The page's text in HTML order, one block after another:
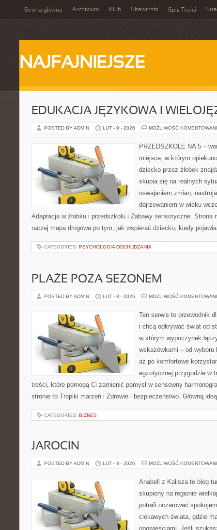
Strona główna Archiwum Klub Skawinski Spis Treści
NAJFAJNIEJSZE
EDUKACJA JĘZYKOWA I
POSTED BY ADMIN LUT - 9 - 2026 MOŻLIWOŚĆ
PRZEDSZKOLE NA 5 –
miejsce, w którym
dziecko przez żłobek
skupia się na realnych
oswajaniem zmian,
dojrzewaniem w wieku
Adaptacja w żłobku i przedszkolu i Zabawy sensoryczne. Strona
raczej mapa drogowa po tym, jak wspierać dziecko, kiedy
CATEGORIES: PSYCHOLOGIA ODCHUDZANIA
PLAŻE POZA SEZONEM
POSTED BY ADMIN LUT - 8 - 2026 MOŻLIWOŚĆ
Ten serwis to przewodnik
i chcą odkrywać świat od
w którym wypoczynek
wskazówkami – od wyboru
aż po komfortowe
egzotycznej przygodzie w
treści, które pomogą Ci zamienić pomysł w sensowny
stronie to Tropiki marzeń i Zdrowie i bezpieczeństwo. Główną
CATEGORIES: BIZNES
JAROCIN
POSTED BY ADMIN LUT - 8 - 2026 MOŻLIWOŚĆ
Anabell z Kalisza to blog
skupiony na regionie
potrafi oczarować
ciekawych świata, gdzie
opowieściami. Jeśli